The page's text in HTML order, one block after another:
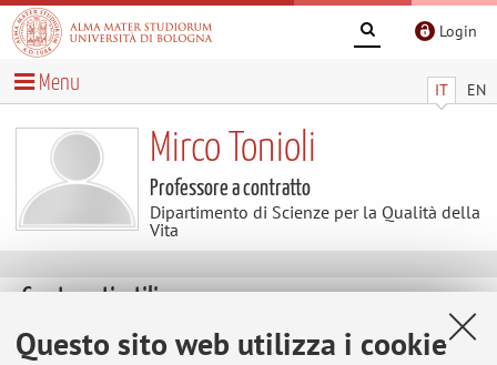
Questo sito web utilizza i cookie
Login
IT EN
Menu
Mirco Tonioli
Professore a contratto
Dipartimento di Scienze per la Qualità della
Vita
Contenuti utili
Al momento non sono presenti contenuti.